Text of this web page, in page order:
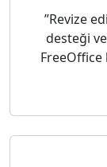
”Revize
desteği